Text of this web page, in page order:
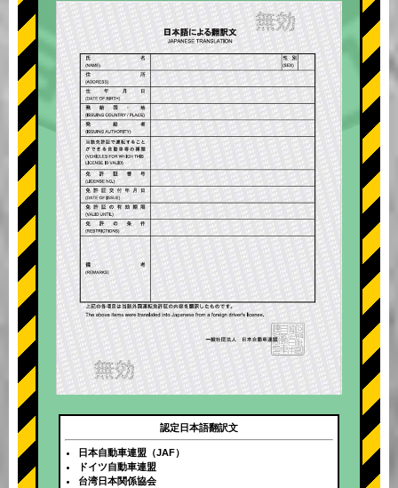
認定日本語翻訳文
日本自動車連盟（JAF）
ドイツ自動車連盟
台湾日本関係協会